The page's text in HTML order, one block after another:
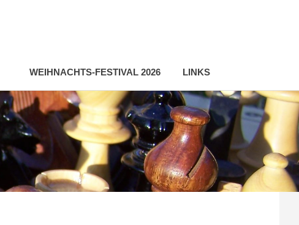
WEIHNACHTS-FESTIVAL 2026 LINKS